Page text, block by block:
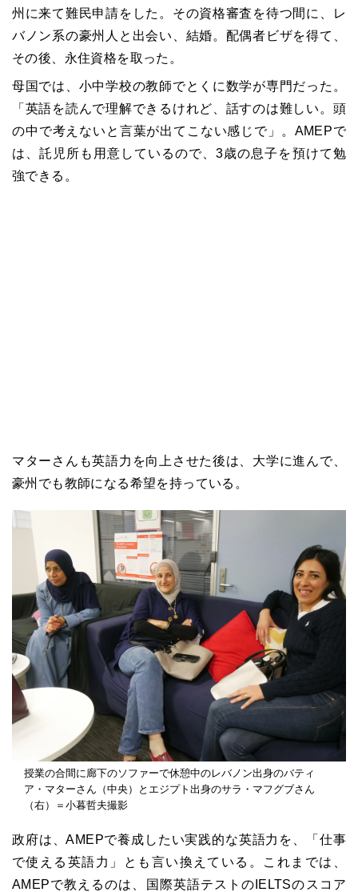
州に来て難民申請をした。その資格審査を待つ間に、レ
バノン系の豪州人と出会い、結婚。配偶者ビザを得て、
その後、永住資格を取った。
母国では、小中学校の教師でとくに数学が専門だった。
「英語を読んで理解できるけれど、話すのは難しい。頭
の中で考えないと言葉が出てこない感じで」。AMEPで
は、託児所も用意しているので、3歳の息子を預けて勉
強できる。
マターさんも英語力を向上させた後は、大学に進んで、
豪州でも教師になる希望を持っている。
授業の合間に廊下のソファーで休憩中のレバノン出身のバティ
ア・マターさん（中央）とエジプト出身のサラ・マフグブさん
（右）＝小暮哲夫撮影
政府は、AMEPで養成したい実践的な英語力を、「仕事
で使える英語力」とも言い換えている。これまでは、
AMEPで教えるのは、国際英語テストのIELTSのスコア